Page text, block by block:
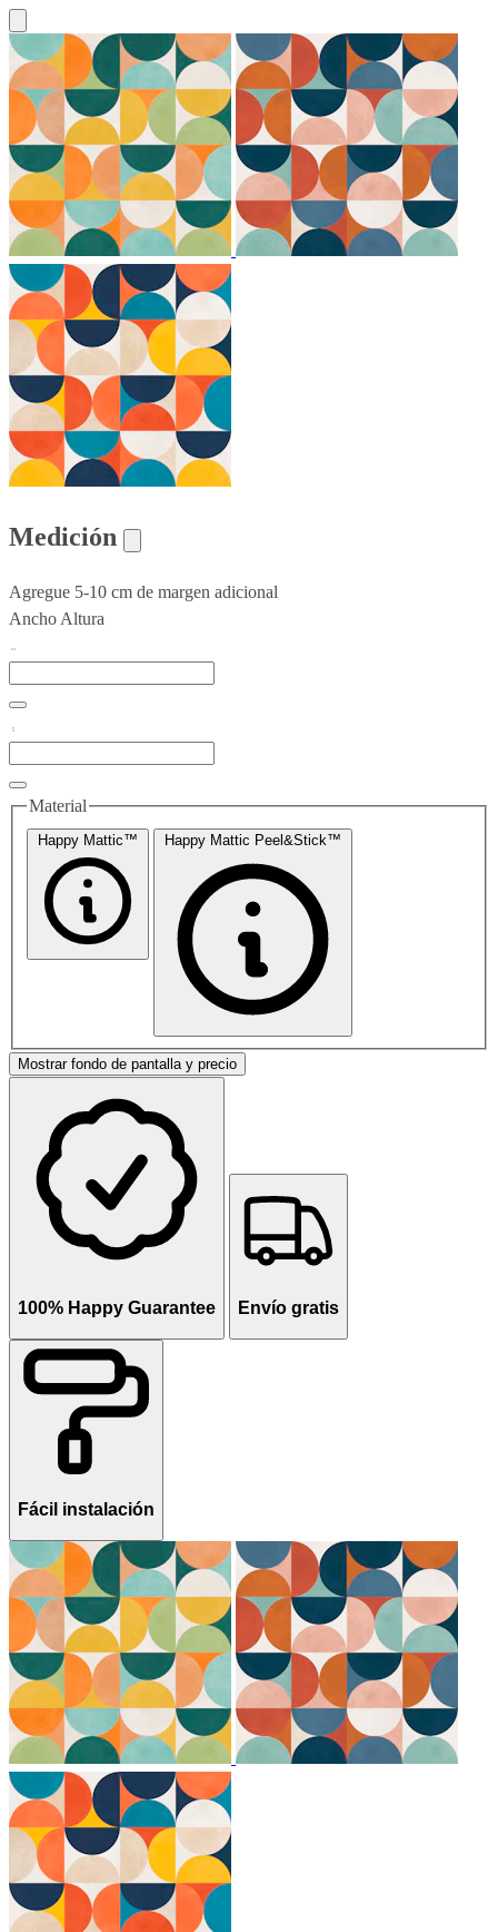
Medición
Agregue 5-10 cm de margen adicional
Ancho Altura
Material
Happy Mattic™ Happy Mattic Peel&Stick™
Mostrar fondo de pantalla y precio
100% Happy Guarantee Envío gratis
Fácil instalación